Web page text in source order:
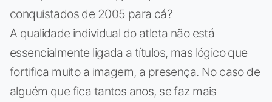
conquistados de 2005 para cá?
A qualidade individual do atleta não está
essencialmente ligada a títulos, mas lógico que
fortifica muito a imagem, a presença. No caso de
alguém que fica tantos anos, se faz mais